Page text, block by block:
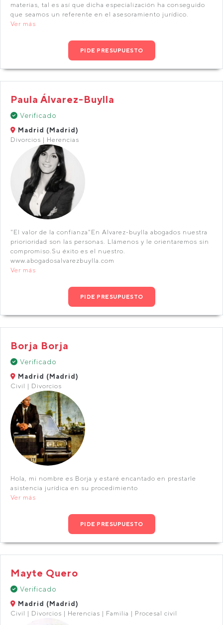
materias, tal es así que dicha especialización ha conseguido
que seamos un referente en el asesoramiento jurídico.
Ver más
PIDE PRESUPUESTO
Paula Álvarez-Buylla
Verificado
Madrid (Madrid)
Divorcios | Herencias
"El valor de la confianza"En Alvarez-buylla abogados nuestra
priorioridad son las personas. Llámenos y le orientaremos sin
compromiso.Su éxito es el nuestro.
www.abogadosalvarezbuylla.com
Ver más
PIDE PRESUPUESTO
Borja Borja
Verificado
Madrid (Madrid)
Civil | Divorcios
Hola, mi nombre es Borja y estaré encantado en prestarle
asistencia jurídica en su procedimiento
Ver más
PIDE PRESUPUESTO
Mayte Quero
Verificado
Madrid (Madrid)
Civil | Divorcios | Herencias | Familia | Procesal civil